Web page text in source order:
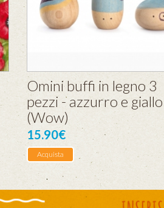
Omini buffi in legno 3
pezzi - azzurro e giallo
(Wow)
15.90€
Acquista